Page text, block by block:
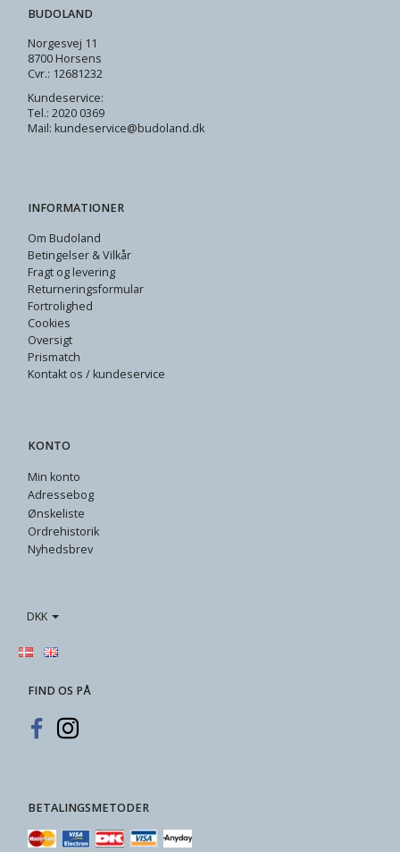
BUDOLAND
Norgesvej 11
8700 Horsens
Cvr.: 12681232
Kundeservice:
Tel.: 2020 0369
Mail: kundeservice@budoland.dk
INFORMATIONER
Om Budoland
Betingelser & Vilkår
Fragt og levering
Returneringsformular
Fortrolighed
Cookies
Oversigt
Prismatch
Kontakt os / kundeservice
KONTO
Min konto
Adressebog
Ønskeliste
Ordrehistorik
Nyhedsbrev
DKK
FIND OS PÅ
BETALINGSMETODER